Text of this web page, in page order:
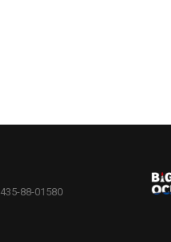
88-01580